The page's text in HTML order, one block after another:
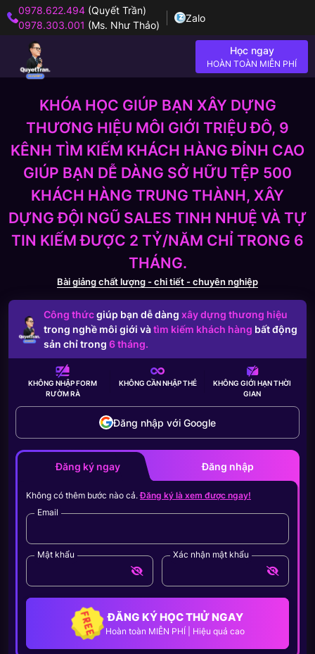
0978.622.494 (Quyết Trần)
0978.303.001 (Ms. Như Thảo)
Zalo
Học ngay
HOÀN TOÀN MIỄN PHÍ
KHÓA HỌC GIÚP BẠN XÂY DỰNG
THƯƠNG HIỆU MÔI GIỚI TRIỆU ĐÔ, 9
KÊNH TÌM KIẾM KHÁCH HÀNG ĐỈNH CAO
GIÚP BẠN DỄ DÀNG SỞ HỮU TỆP 500
KHÁCH HÀNG TRUNG THÀNH, XÂY
DỰNG ĐỘI NGŨ SALES TINH NHUỆ VÀ TỰ
TIN KIẾM ĐƯỢC 2 TỶ/NĂM CHỈ TRONG 6
THÁNG.
Bài giảng chất lượng - chi tiết - chuyên nghiệp
Công thứcgiúp bạn dễ dàng xây dựng thương hiệu
trong nghề môi giới vàtìm kiếm khách hàng bất động
sản chỉ trong 6 tháng.
KHÔNG NHẬP FORM
RƯỜM RÀ
KHÔNG CẦNNHẬP THẺ KHÔNG GIỚI HẠNTHỜI
GIAN
Đăng nhập với Google
Đăng ký ngay Đăng nhập
Không có thêm bước nào cả.Đăng ký là xem được ngay!
Email
Mật khẩu Xác nhận mật khẩu
ĐĂNG KÝ HỌC THỬ NGAY
Hoàn toàn MIỄN PHÍ | Hiệu quả cao